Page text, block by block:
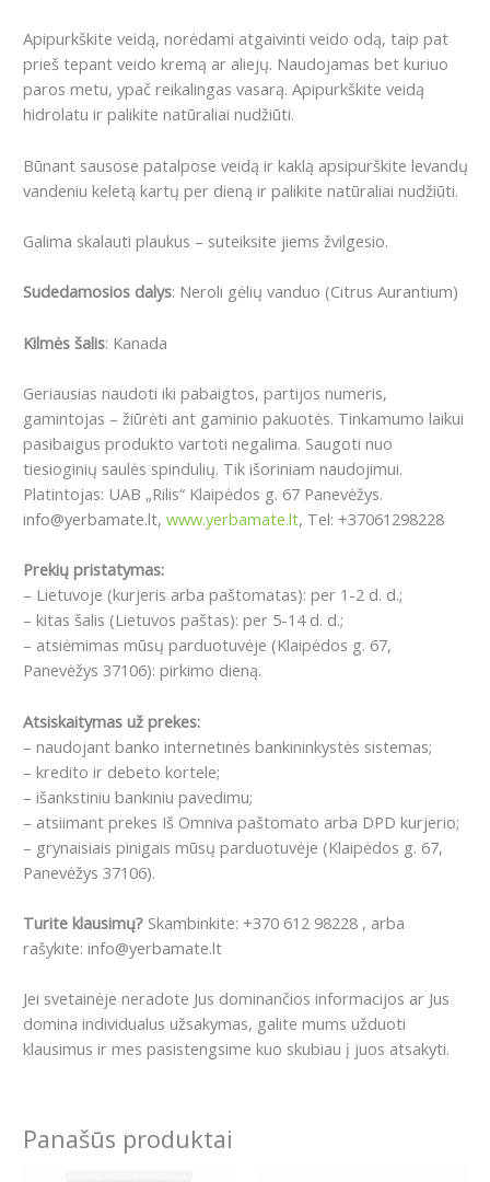
Apipurkškite veidą, norėdami atgaivinti veido odą, taip pat
prieš tepant veido kremą ar aliejų. Naudojamas bet kuriuo
paros metu, ypač reikalingas vasarą. Apipurkškite veidą
hidrolatu ir palikite natūraliai nudžiūti.
Būnant sausose patalpose veidą ir kaklą apsipurškite levandų
vandeniu keletą kartų per dieną ir palikite natūraliai nudžiūti.
Galima skalauti plaukus – suteiksite jiems žvilgesio.
Sudedamosios dalys: Neroli gėlių vanduo (Citrus Aurantium)
Kilmės šalis: Kanada
Geriausias naudoti iki pabaigtos, partijos numeris,
gamintojas – žiūrėti ant gaminio pakuotės. Tinkamumo laikui
pasibaigus produkto vartoti negalima. Saugoti nuo
tiesioginių saulės spindulių. Tik išoriniam naudojimui.
Platintojas: UAB „Rilis“ Klaipėdos g. 67 Panevėžys.
info@yerbamate.lt, www.yerbamate.lt, Tel: +37061298228
Prekių pristatymas:
– Lietuvoje (kurjeris arba paštomatas): per 1-2 d. d.;
– kitas šalis (Lietuvos paštas): per 5-14 d. d.;
– atsiėmimas mūsų parduotuvėje (Klaipėdos g. 67,
Panevėžys 37106): pirkimo dieną.
Atsiskaitymas už prekes:
– naudojant banko internetinės bankininkystės sistemas;
– kredito ir debeto kortele;
– išankstiniu bankiniu pavedimu;
– atsiimant prekes Iš Omniva paštomato arba DPD kurjerio;
– grynaisiais pinigais mūsų parduotuvėje (Klaipėdos g. 67,
Panevėžys 37106).
Turite klausimų? Skambinkite: +370 612 98228 , arba
rašykite: info@yerbamate.lt
Jei svetainėje neradote Jus dominančios informacijos ar Jus
domina individualus užsakymas, galite mums užduoti
klausimus ir mes pasistengsime kuo skubiau į juos atsakyti.
Panašūs produktai